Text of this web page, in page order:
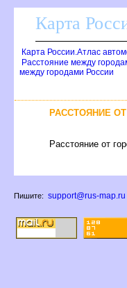
Карта
Карта России.Атлас
Расстояние между
между городами России
РАССТОЯНИЕ
Расстояние от
Пишите: support@rus-map.ru